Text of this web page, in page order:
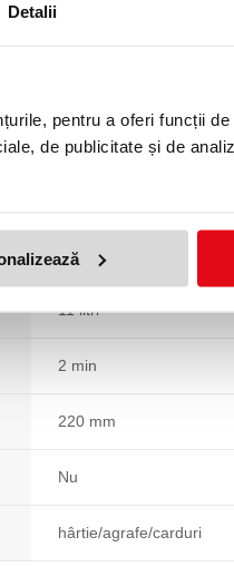
Detalii
pentru a oferi funcții
de publicitate și de
Strip-cut
2
11 litri
2 min
220 mm
Nu
hârtie/agrafe/carduri